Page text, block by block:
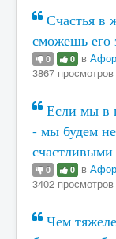
Счастья в
сможешь его
0 0 в
3867 просмотров
Если мы в
- мы будем
счастливыми
0 0 в
3402 просмотров
Чем